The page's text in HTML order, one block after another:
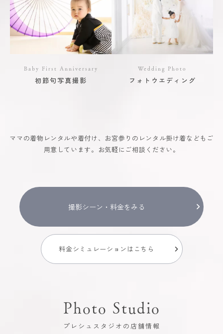
Baby First Anniversary
初節句写真撮影
Wedding Photo
フォトウエディング
ママの着物レンタルや着付け、お宮参りのレンタル掛け着などもご
用意しています。お気軽にご相談ください。
撮影シーン・料金をみる
料金シミュレーションはこちら
Photo Studio
プレシュスタジオの店舗情報